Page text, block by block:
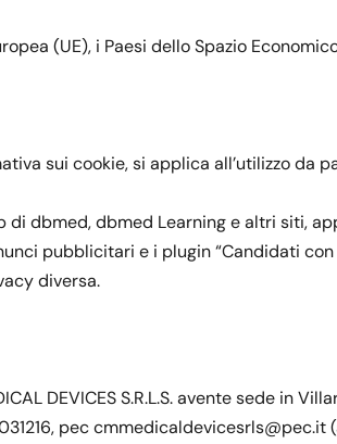
(UE), i Paesi dello Spazio
sui cookie, si applica all’utilizzo da
dbmed, dbmed Learning e altri siti,
pubblicitari e i plugin “Candidati
diversa.
DEVICES S.R.L.S. avente sede in
pec cmmedicaldevicesrls@pec.it